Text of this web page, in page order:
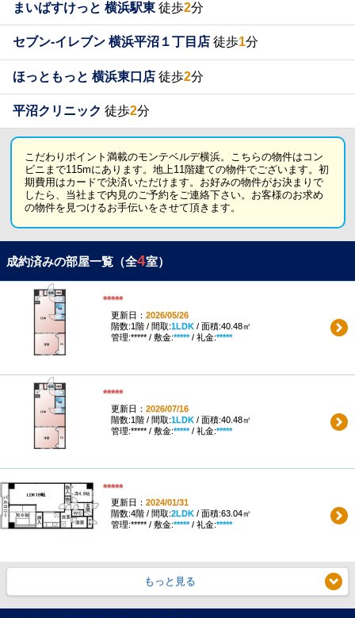
まいばすけっと 横浜駅東 徒歩2分
セブン-イレブン 横浜平沼１丁目店 徒歩1分
ほっともっと 横浜東口店 徒歩2分
平沼クリニック 徒歩2分
こだわりポイント満載のモンテベルデ横浜。こちらの物件はコン
ビニまで115mにあります。地上11階建ての物件でございます。初
期費用はカードで決済いただけます。お好みの物件がお決まりで
したら、当社まで内見のご予約をご連絡下さい。お客様のお求め
の物件を見つけるお手伝いをさせて頂きます。
成約済みの部屋一覧（全4室）
*****
更新日： 2026/05/26
階数:1階 / 間取:1LDK/ 面積:40.48㎡
管理:***** / 敷金:*****/ 礼金:*****
*****
更新日： 2026/07/16
階数:1階 / 間取:1LDK/ 面積:40.48㎡
管理:***** / 敷金:*****/ 礼金:*****
*****
更新日： 2024/01/31
階数:4階 / 間取:2LDK/ 面積:63.04㎡
管理:***** / 敷金:*****/ 礼金:*****
もっと見る